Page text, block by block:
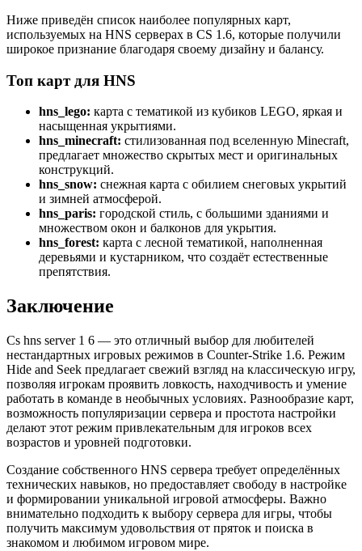
Ниже приведён список наиболее популярных карт,
используемых на HNS серверах в CS 1.6, которые получили
широкое признание благодаря своему дизайну и балансу.
Топ карт для HNS
hns_lego: карта с тематикой из кубиков LEGO, яркая и
насыщенная укрытиями.
hns_minecraft: стилизованная под вселенную Minecraft,
предлагает множество скрытых мест и оригинальных
конструкций.
hns_snow: снежная карта с обилием снеговых укрытий
и зимней атмосферой.
hns_paris: городской стиль, с большими зданиями и
множеством окон и балконов для укрытия.
hns_forest: карта с лесной тематикой, наполненная
деревьями и кустарником, что создаёт естественные
препятствия.
Заключение
Cs hns server 1 6 — это отличный выбор для любителей
нестандартных игровых режимов в Counter-Strike 1.6. Режим
Hide and Seek предлагает свежий взгляд на классическую игру,
позволяя игрокам проявить ловкость, находчивость и умение
работать в команде в необычных условиях. Разнообразие карт,
возможность популяризации сервера и простота настройки
делают этот режим привлекательным для игроков всех
возрастов и уровней подготовки.
Создание собственного HNS сервера требует определённых
технических навыков, но предоставляет свободу в настройке
и формировании уникальной игровой атмосферы. Важно
внимательно подходить к выбору сервера для игры, чтобы
получить максимум удовольствия от пряток и поиска в
знакомом и любимом игровом мире.